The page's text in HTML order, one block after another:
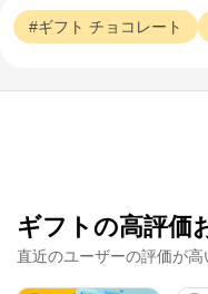
ギフト チョコレート
ギフトの高評価
直近のユーザーの評価が高